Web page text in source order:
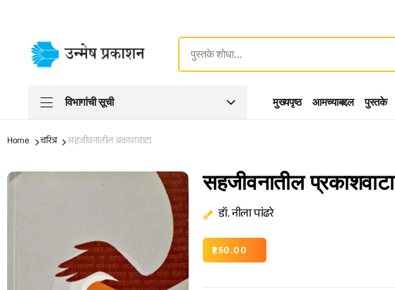
विभागांची सूची मुख्यपृष्ठ आमच्याबद्दल पुस्तके
Home चरित्र सहजीवनातील प्रकाशवाटा
सहजीवनातील प्रकाशवाटा
डॉ. नीला पांढरे
250.00